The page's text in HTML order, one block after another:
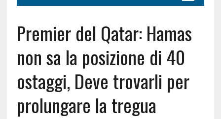
Premier del Qatar: Hamas
non sa la posizione di 40
ostaggi, Deve trovarli per
prolungare la tregua